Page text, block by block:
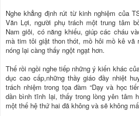
Nghe khẳng định rút từ kinh nghiệm của
Văn Lợi, người phụ trách một trung tâm
Nam giỏi, có năng khiếu, giúp các cháu
mà tim tôi giật thon thót, mồ hôi mồ kê vã
nóng lại càng thấy ngột ngạt hơn.
Thế rồi ngồi nghe tiếp những ý kiến khác
dục cao cấp,những thầy giáo đầy nhiệt
trách nhiệm trong tọa đàm “Dạy và học
dần bình tĩnh lại, thấy trong lòng yên tâm
một thế hệ thứ hai đã không và sẽ không